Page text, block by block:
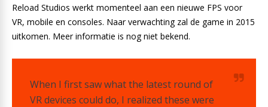
Reload Studios werkt momenteel aan een nieuwe FPS voor
VR, mobile en consoles. Naar verwachting zal de game in 2015
uitkomen. Meer informatie is nog niet bekend.
When I first saw what the latest round of
VR devices could do, I realized these were